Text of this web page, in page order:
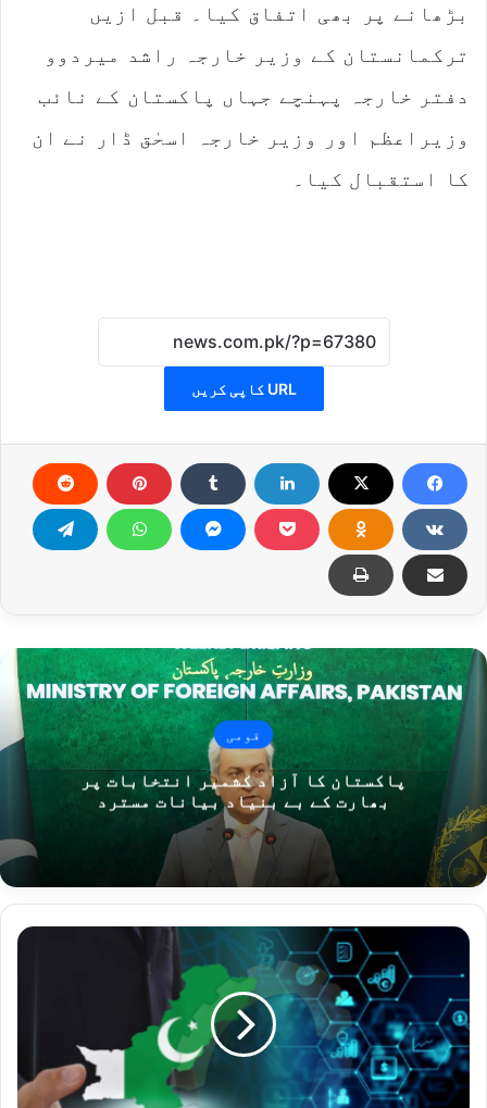
بڑھانے پر بھی اتفاق کیا۔ قبل ازیں
ترکمانستان کے وزیر خارجہ راشد میردوو
دفتر خارجہ پہنچے جہاں پاکستان کے نائب
وزیراعظم اور وزیر خارجہ اسحٰق ڈار نے ان
کا استقبال کیا۔
URL کاپی کریں
قومی
پاکستان کا آزاد کشمیر انتخابات پر
بھارت کے بے بنیاد بیانات مسترد
ح
و
م
ت
ک
ا